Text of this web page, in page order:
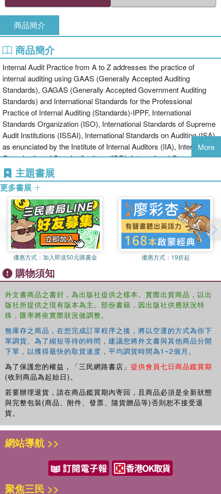
商品簡介
商品簡介
Internal Audit Practice from A to Z addresses the practice of
internal auditing using GAAS (Generally Accepted Auditing
Standards), GAGAS (Generally Accepted Government Auditing
Standards) and International Standards for the Professional
Practice of Internal Auditing (Standards)-IPPF, International
Standards Organization (ISO), International Standards of Supreme
Audit Institutions (ISSAI), International Standards on Auditing (ISA)
as enunciated by the Institute of Internal Auditors (IIA), International
Organization of Standardizations (ISO), International Organization
of Supreme Audit Institutions (INTOSAI), Government
Accountability Office (GAO) & International Federation of
Accountants (IFAC). Unique in that it is primarily written to guide
internal auditors in the process and procedures necessary to carry
out professionally accepted internal audit functions, the book
includes everything necessary to start, complete, and evaluate an
internal audit practice, simplifying the task for even non-
professionals. Internal Audit Practice from A to Z features A rich
array of forms, figures, tables, and reports, making it a practical,
hands-on bookProvides comprehensive content that contains all
the practical guidance necessary to start, complete, and evaluate
an internal audit practiceDetails on how to ensure quality on internal
audit function through peer reviewCurrent international standards
for the professional practice of internal auditing and other relevant
standards for referenceChecklists for all practice procedures as
well as a checklist of the internal control of virtually all aspects of
business functionA blend of professional practice with theory.
Internal Audit Practice from A to Z is comprehensively rich, global
organization.
More
主題書展
更多書展
優惠方式： 加入即送50元購書金 優惠方式： 19折起
購物須知
外文書商品之書封，為出版社提供之樣本。實際出貨商品，以出
版社所提供之現有版本為主。部份書籍，因出版社供應狀況特
殊，匯率將依實際狀況做調整。
無庫存之商品，在您完成訂單程序之後，將以空運的方式為你下
單調貨。為了縮短等待的時間，建議您將外文書與其他商品分開
下單，以獲得最快的取貨速度，平均調貨時間為1~2個月。
為了保護您的權益，「三民網路書店」 提供會員七日商品鑑賞期
(收到商品為起始日)。
若要辦理退貨，請在商品鑑賞期內寄回，且商品必須是全新狀態
與完整包裝(商品、附件、發票、隨貨贈品等)否則恕不接受退
貨。
網站導航 >>
聚焦三民 >>